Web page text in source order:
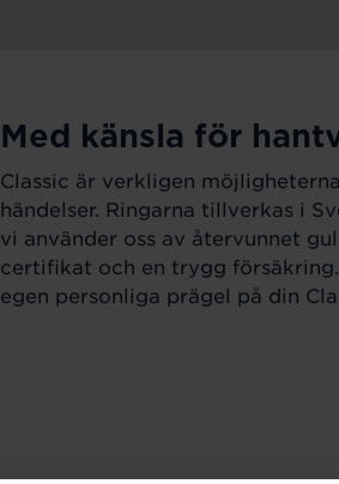
Med känsla för
Classic är verkligen
händelser. Ringarna tillverkas i
vi använder oss av återvunnet
certifikat och en trygg
egen personliga prägel på din